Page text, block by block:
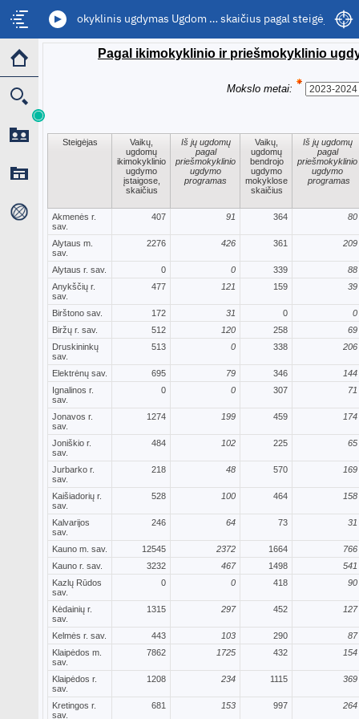
Ikimokyklinis ugdymas Ugdom … skaičius pagal steigėją